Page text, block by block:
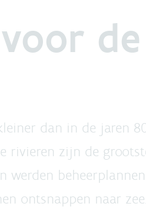
de
dan in de jaren
rivieren zijn de
werden
ontsnappen naar